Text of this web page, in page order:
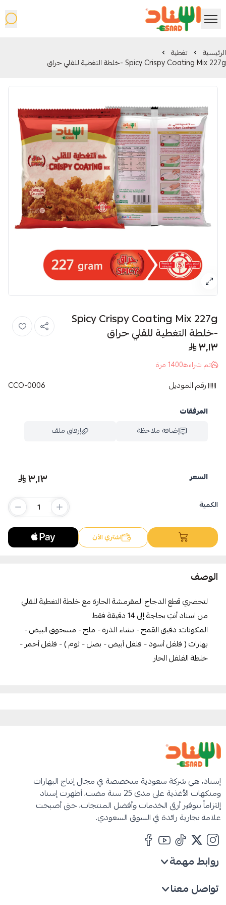
شركة اسناد المحدودة
الرئيسية تغطية
Spicy Crispy Coating Mix 227g -خلطة التغطية للقلي حراق
Spicy Crispy Coating Mix 227g
-خلطة التغطية للقلي حراق
٣٫١٣
تم شراءه1400مرة
رقم الموديل CCO-0006
المرفقات
إضافة ملاحظة
إرفاق ملف
السعر ٣٫١٣
الكمية
اشتري الآن
الوصف
لتحضري قطع الدجاج المقرمشة الحارة مع خلطة التغطية للقلي
من اسناد أنتِ بحاجة إلى 14 دقيقة فقط
المكونات: دقيق القمح - نشاء الذرة - ملح - مسحوق البيض -
بهارات ( فلفل أسود - فلفل أبيض - بصل - ثوم ) - فلفل أحمر -
خلطة الفلفل الحار
شركة اسناد المحدودة
إسناد، هي شركة سعودية متخصصة في مجال إنتاج البهارات
ومنكهات الأغذية على مدى 25 سنة مضت، أظهرت إسناد
إلتزاماً بتوفير أرقى الخدمات وأفضل المنتجات، حتى أصبحت
علامة تجارية رائدة في السوق السعودي.
روابط مهمة
تواصل معنا